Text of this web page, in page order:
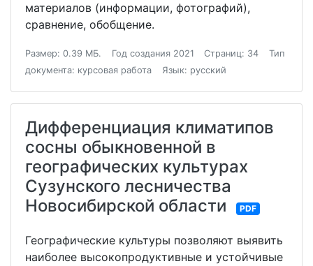
материалов (информации, фотографий),
сравнение, обобщение.
Размер: 0.39 МБ. Год создания 2021 Страниц: 34
Тип
документа: курсовая работа
Язык: русский
Дифференциация климатипов
сосны обыкновенной в
географических культурах
Сузунского лесничества
Новосибирской области
PDF
Географические культуры позволяют выявить
наиболее высокопродуктивные и устойчивые